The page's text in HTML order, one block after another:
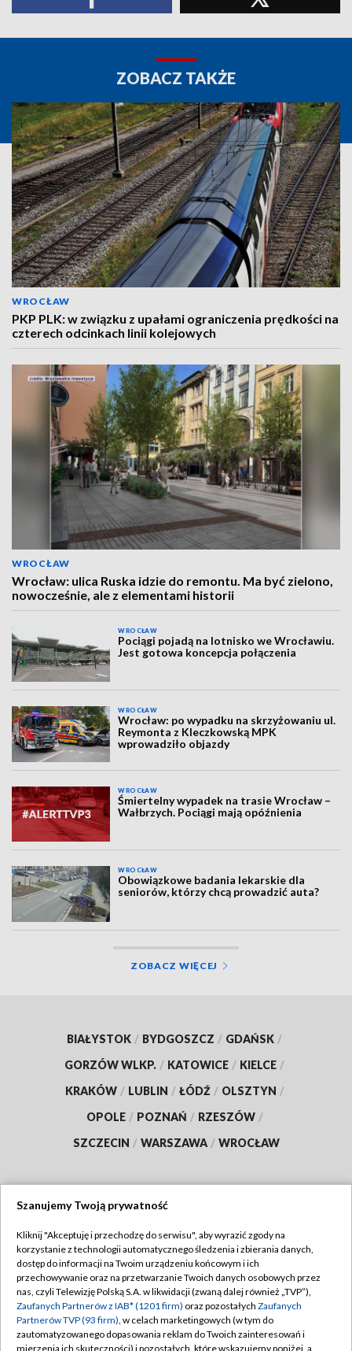
ZOBACZ TAKŻE
WROCŁAW
PKP PLK: w związku z upałami ograniczenia prędkości na
czterech odcinkach linii kolejowych
WROCŁAW
Wrocław: ulica Ruska idzie do remontu. Ma być zielono,
nowocześnie, ale z elementami historii
WROCŁAW
Pociągi pojadą na lotnisko we Wrocławiu.
Jest gotowa koncepcja połączenia
WROCŁAW
Wrocław: po wypadku na skrzyżowaniu ul.
Reymonta z Kleczkowską MPK
wprowadziło objazdy
WROCŁAW
Śmiertelny wypadek na trasie Wrocław –
Wałbrzych. Pociągi mają opóźnienia
WROCŁAW
Obowiązkowe badania lekarskie dla
seniorów, którzy chcą prowadzić auta?
ZOBACZ WIĘCEJ
BIAŁYSTOK / BYDGOSZCZ / GDAŃSK /
GORZÓW WLKP. / KATOWICE / KIELCE /
KRAKÓW / LUBLIN / ŁÓDŹ / OLSZTYN /
OPOLE / POZNAŃ / RZESZÓW /
SZCZECIN / WARSZAWA / WROCŁAW
TVP
Abonament TVP
Emisja w TVP
Centrum informacji TVP
Regulamin TVP
Polityka prywatności
Moje zgody
Szanujemy Twoją prywatność
Kliknij "Akceptuję i przechodzę do serwisu", aby wyrazić zgody na
korzystanie z technologii automatycznego śledzenia i zbierania danych,
dostęp do informacji na Twoim urządzeniu końcowym i ich
przechowywanie oraz na przetwarzanie Twoich danych osobowych przez
nas, czyli Telewizję Polską S.A. w likwidacji (zwaną dalej również „TVP”),
Zaufanych Partnerów z IAB* (1201 firm) oraz pozostałych Zaufanych
Partnerów TVP (93 firm), w celach marketingowych (w tym do
zautomatyzowanego dopasowania reklam do Twoich zainteresowań i
mierzenia ich skuteczności) i pozostałych, które wskazujemy poniżej, a